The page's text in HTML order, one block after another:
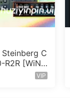
Steinberg C
R2R [WiN]
VIP